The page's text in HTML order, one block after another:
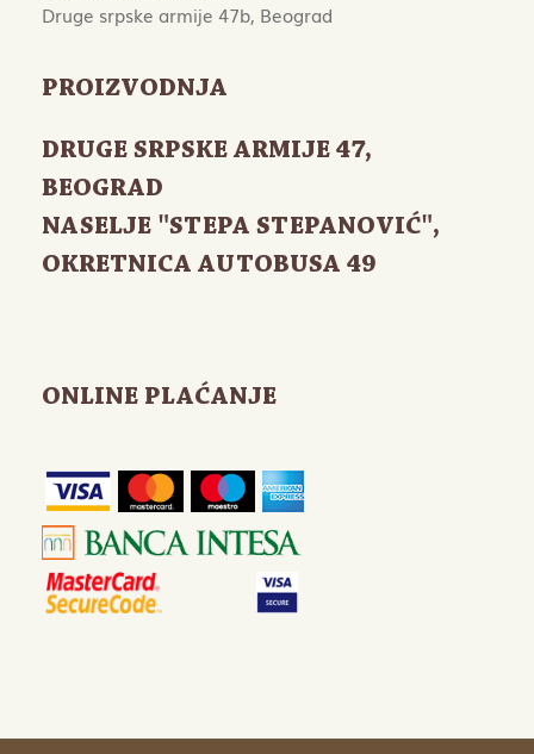
Druge srpske armije 47b, Beograd
PROIZVODNJA
DRUGE SRPSKE ARMIJE 47,
BEOGRAD
NASELJE "STEPA STEPANOVIĆ",
OKRETNICA AUTOBUSA 49
ONLINE PLAĆANJE